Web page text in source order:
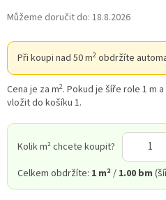
Můžeme doručit do: 18.8.2026
Při koupi nad 50 m2 obdržíte
Cena je za m2. Pokud je šíře role 1 m
vložit do košíku 1.
Kolik m² chcete koupit?
Celkem obdržíte: 1 m²/ 1.00 bm